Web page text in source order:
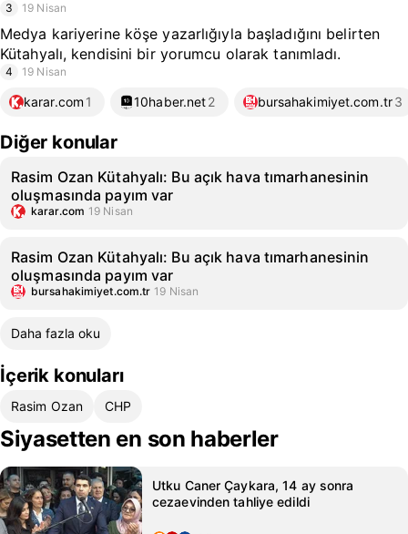
3 19 Nisan
Medya kariyerine köşe yazarlığıyla başladığını belirten
Kütahyalı, kendisini bir yorumcu olarak tanımladı.
4 19 Nisan
karar.com 1 10haber.net2 bursahakimiyet.com.tr3
Diğer konular
Rasim Ozan Kütahyalı: Bu açık hava tımarhanesinin
oluşmasında payım var
karar.com 19 Nisan
Rasim Ozan Kütahyalı: Bu açık hava tımarhanesinin
oluşmasında payım var
bursahakimiyet.com.tr 19 Nisan
Daha fazla oku
İçerik konuları
Rasim Ozan CHP
Siyasetten en son haberler
Utku Caner Çaykara, 14 ay sonra
cezaevinden tahliye edildi